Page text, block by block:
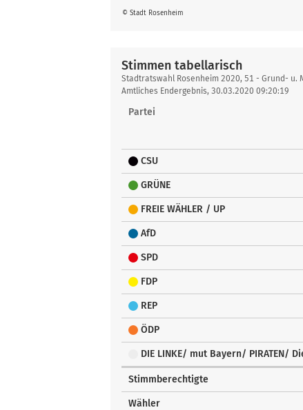
© Stadt Rosenheim
Stimmen tabellarisch
Stimmen
tabellarisch
Stadtratswahl Rosenheim 2020, 51 - Grund- u.
Amtliches Endergebnis, 30.03.2020 09:20:19
Partei
CSU
GRÜNE
FREIE WÄHLER / UP
AfD
SPD
FDP
REP
ÖDP
DIE LINKE/ mut Bayern/ PIRATEN/
Stimmberechtigte
Wähler